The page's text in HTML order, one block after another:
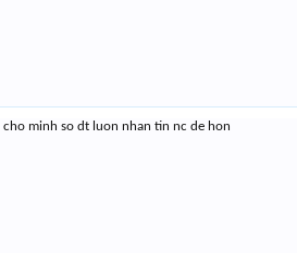
cho minh so dt luon nhan tin nc de hon